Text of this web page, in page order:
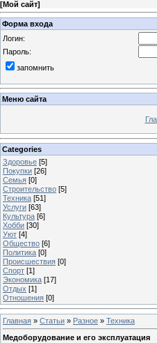
[Мой сайт]
Форма входа
Логин:
Пароль:
запомнить
Меню сайта
Categories
Здоровье [5]
Покупки [26]
Семья [0]
Строительство [5]
Техника [51]
Услуги [63]
Культура [6]
Хобби [30]
Уют [4]
Общество [6]
Политика [0]
Происшествия [0]
Спорт [1]
Экономика [17]
Отдых [1]
Отношения [0]
Главная » Статьи » Разное » Техника
Медоборудование и его эксплуатация